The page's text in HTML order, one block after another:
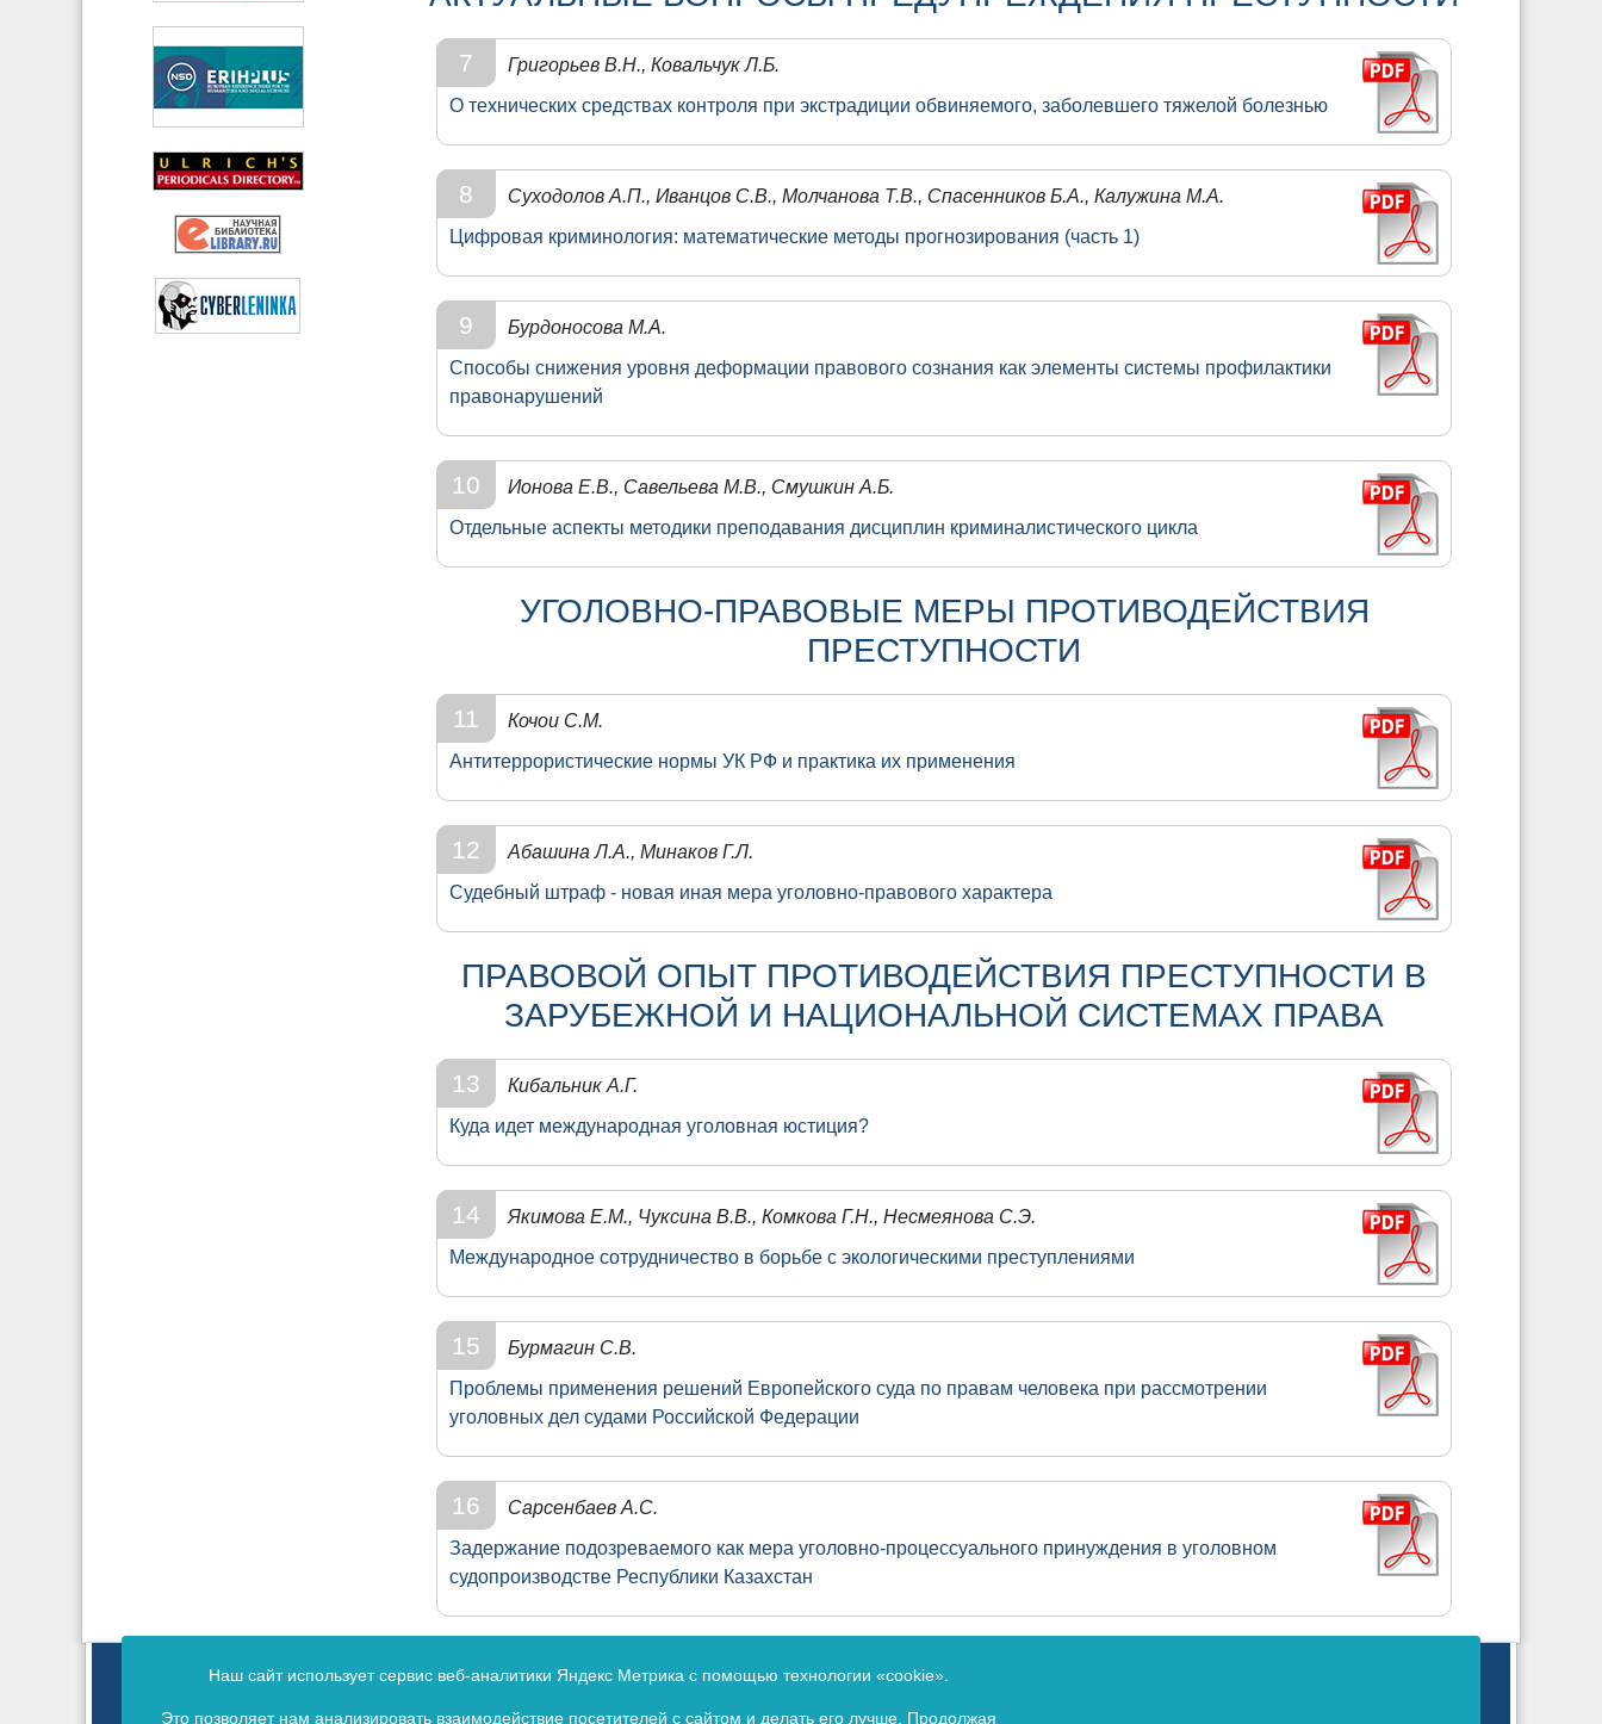
7
Григорьев В.Н., Ковальчук Л.Б.
О технических средствах контроля при экстрадиции обвиняемого, заболевшего тяжелой болезнью
8
Суходолов А.П., Иванцов С.В., Молчанова Т.В., Спасенников Б.А., Калужина М.А.
Цифровая криминология: математические методы прогнозирования (часть 1)
9
Бурдоносова М.А.
Способы снижения уровня деформации правового сознания как элементы системы профилактики
правонарушений
10
Ионова Е.В., Савельева М.В., Смушкин А.Б.
Отдельные аспекты методики преподавания дисциплин криминалистического цикла
УГОЛОВНО-ПРАВОВЫЕ МЕРЫ ПРОТИВОДЕЙСТВИЯ
ПРЕСТУПНОСТИ
11
Кочои С.М.
Антитеррористические нормы УК РФ и практика их применения
12
Абашина Л.А., Минаков Г.Л.
Судебный штраф - новая иная мера уголовно-правового характера
ПРАВОВОЙ ОПЫТ ПРОТИВОДЕЙСТВИЯ ПРЕСТУПНОСТИ В
ЗАРУБЕЖНОЙ И НАЦИОНАЛЬНОЙ СИСТЕМАХ ПРАВА
13
Кибальник А.Г.
Куда идет международная уголовная юстиция?
14
Якимова Е.М., Чуксина В.В., Комкова Г.Н., Несмеянова С.Э.
Международное сотрудничество в борьбе с экологическими преступлениями
15
Бурмагин С.В.
Проблемы применения решений Европейского суда по правам человека при рассмотрении
уголовных дел судами Российской Федерации
16
Сарсенбаев А.С.
Задержание подозреваемого как мера уголовно-процессуального принуждения в уголовном
судопроизводстве Республики Казахстан
Наш сайт использует сервис веб-аналитики Яндекс Метрика с помощью технологии «cookie».
Это позволяет нам анализировать взаимодействие посетителей с сайтом и делать его лучше. Продолжая
Зарегистрирован в Федеральной службе по надзору в сфере связи, информационных технологий и массовых коммуникаций.